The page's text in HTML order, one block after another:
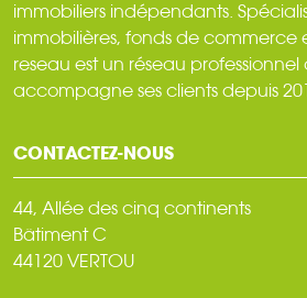
immobiliers indépendants.
immobilières, fonds de commerce
reseau est un réseau
accompagne ses clients depuis
CONTACTEZ-NOUS
44, Allée des cinq continents
Bâtiment C
44120 VERTOU